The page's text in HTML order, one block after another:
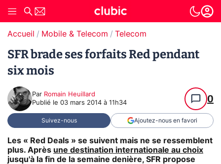
Accueil Mobile & Telecom Telecom
SFR brade ses forfaits Red pendant
six mois
Par Romain Heuillard
Publié le 03 mars 2014 à 11h34 0
Suivez-nous Ajoutez-nous en favori
Les « Red Deals » se suivent mais ne se ressemblent
plus. Après une destination internationale au choix
jusqu'à la fin de la semaine denière, SFR propose